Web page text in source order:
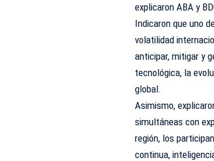
explicaron ABA y
Indicaron que uno
volatilidad
anticipar, mitigar y
tecnológica, la
global.
Asimismo,
simultáneas con
región, los
continua,